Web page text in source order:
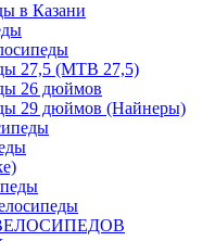
в Казани
27,5 (MTB 27,5)
26 дюймов
29 дюймов (Найнеры)